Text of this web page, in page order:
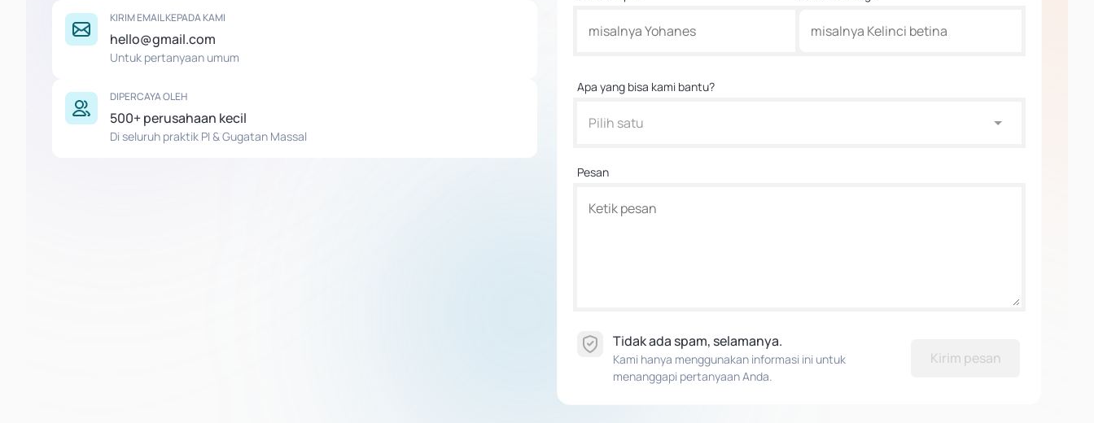
KIRIM EMAIL KEPADA KAMI
hello@gmail.com
Untuk pertanyaan umum
DIPERCAYA OLEH
500+ perusahaan kecil
Di seluruh praktik PI & Gugatan Massal
Apa yang bisa kami bantu?
Pilih satu
Pesan
Tidak ada spam, selamanya.
Kami hanya menggunakan informasi ini untuk
menanggapi pertanyaan Anda.
Kirim pesan